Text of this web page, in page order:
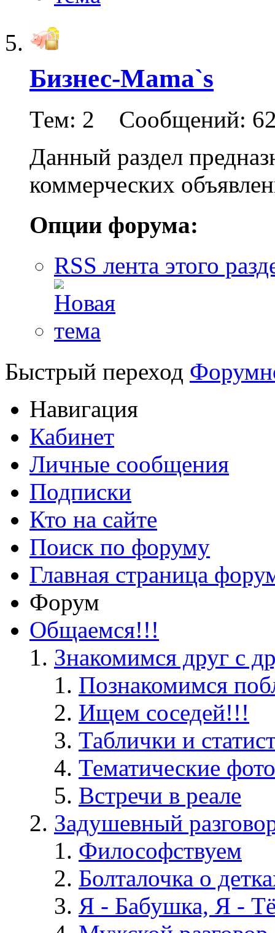
Бизнес-Mama`s
Тем: 2 Сообщений:
Данный раздел
коммерческих
Опции форума:
RSS лента этого
Быстрый переход
Навигация
Кабинет
Личные сообщения
Подписки
Кто на сайте
Поиск по форуму
Главная страница
Форум
Общаемся!!!
Знакомимся друг с
Познакомимся
Ищем соседей!!!
Таблички и
Тематические фото
Встречи в реале
Задушевный
Философствуем
Болталочка о
Я - Бабушка, Я -